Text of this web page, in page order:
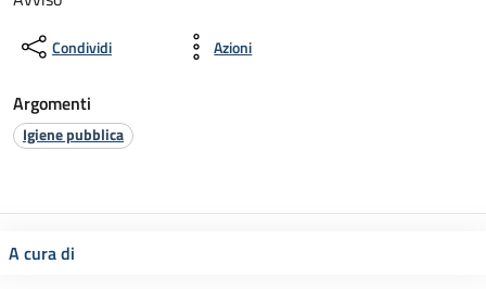
Condividi Azioni
Argomenti
Igiene pubblica
A cura di